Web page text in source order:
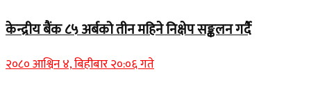
केन्द्रीय बैंक ८५ अर्बको तीन महिने निक्षेप सङ्कलन गर्दै
२०८० आश्विन ४, बिहीबार २०:०६ गते